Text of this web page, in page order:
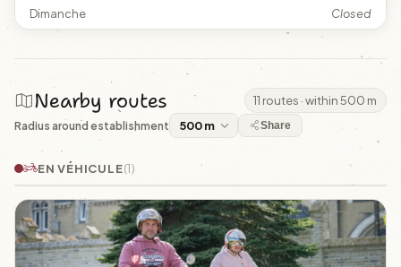
Dimanche Closed
Nearby routes 11 routes · within 500 m
Radius around establishment Share
EN VÉHICULE(1)